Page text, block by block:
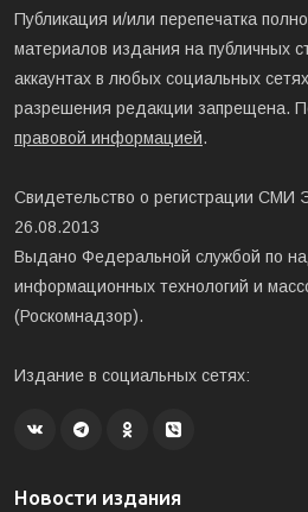
Публикация и/или перепечатка
материалов издания на публичных
аккаунтах в любых социальных
разрешения редакции запрещена.
правовой информацией.
Свидетельство о регистрации
26.08.2013
Выдано Федеральной службой по
информационных технологий и
(Роскомнадзор).
Издание в социальных сетях:
Новости издания